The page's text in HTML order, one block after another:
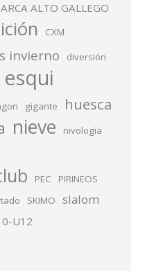
ALTO GALLEGO
CXM
invierno
diversión
esqui
gigante huesca
nieve nivologia
PEC
PIRINEOS
SKIMO slalom
U12